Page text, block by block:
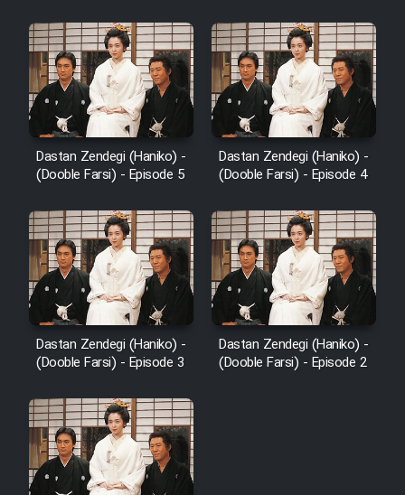
Dastan Zendegi (Haniko) -
(Dooble Farsi) - Episode 5
Dastan Zendegi (Haniko) -
(Dooble Farsi) - Episode 4
Dastan Zendegi (Haniko) -
(Dooble Farsi) - Episode 3
Dastan Zendegi (Haniko) -
(Dooble Farsi) - Episode 2